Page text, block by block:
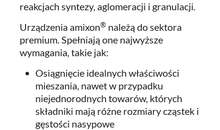
reakcjach syntezy, aglomeracji i granulacji.
Urządzenia amixon® należą do sektora
premium. Spełniają one najwyższe
wymagania, takie jak:
Osiągnięcie idealnych właściwości
mieszania, nawet w przypadku
niejednorodnych towarów, których
składniki mają różne rozmiary cząstek i
gęstości nasypowe